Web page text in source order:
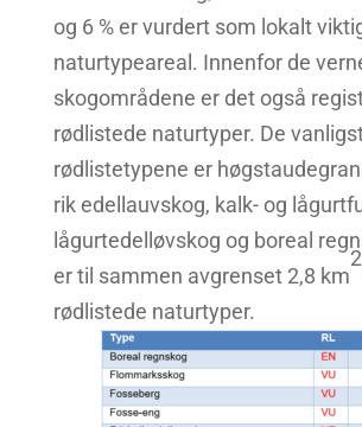
og 6 % er vurdert som lokalt
naturtypeareal. Innenfor de
skogområdene er det også
rødlistede naturtyper. De
rødlistetypene er
rik edellauvskog, kalk- og
lågurtedel­løvskog og boreal
er til sammen avgrenset 2,8 km
2
rødlistede naturtyper.